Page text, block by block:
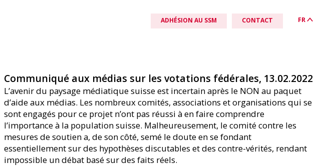
ÉGALITÉ &
DIVERSITÉ
Promouvoir l’égalité, vivre la
diversité
ACTUALITÉS
News
Positions SSM
Agenda
POUR LES
FREELANCES
Prévoyance vieillesse et
assurance perte de gain en
cas de maladie
QUICKLINKS
Téléchargements & liens
Cinq bonnes raisons d’adhérer au SSM
Adhérer au SSM & déclaration d’adhésion
CONTACT
Où que vous soyez, le SSM
est à vos côtés
PRÈS DE CHEZ VOUS
Deutschschweiz
Romandie
Svizzera Italiana
ADHÉSION AU SSM CONTACT FR
Communiqué aux médias sur les votations fédérales, 13.02.2022
L’avenir du paysage médiatique suisse est incertain après le NON au paquet
d’aide aux médias. Les nombreux comités, associations et organisations qui se
sont engagés pour ce projet n’ont pas réussi à en faire comprendre
l’importance à la population suisse. Malheureusement, le comité contre les
mesures de soutien a, de son côté, semé le doute en se fondant
essentiellement sur des hypothèses discutables et des contre-vérités, rendant
impossible un débat basé sur des faits réels.